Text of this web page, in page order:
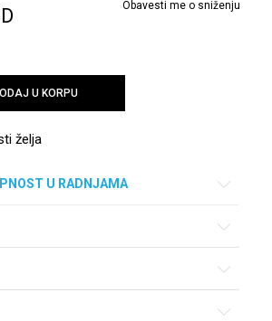
Obavesti me o sniženju
U KORPU
želja
U RADNJAMA